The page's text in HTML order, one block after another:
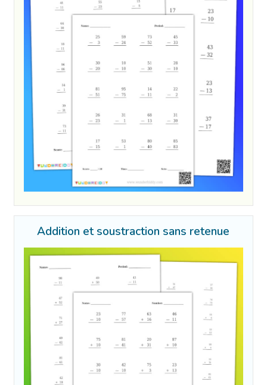
Addition et soustraction sans retenue